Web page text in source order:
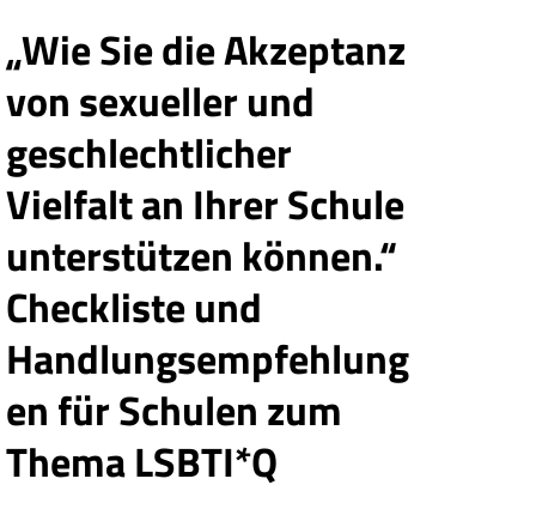
„Wie Sie die Akzeptanz
von sexueller und
geschlechtlicher
Vielfalt an Ihrer Schule
unterstützen können.“
Checkliste und
Handlungsempfehlung
en für Schulen zum
Thema LSBTI*Q